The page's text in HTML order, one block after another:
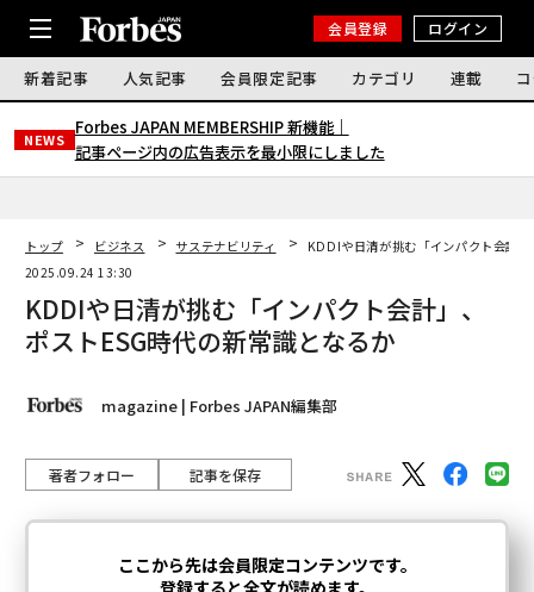
会員登録 ログイン
新着記事 人気記事 会員限定記事 カテゴリ 連載
NEWS
Forbes JAPAN MEMBERSHIP 新機能｜
記事ページ内の広告表示を最小限にしました
トップ ビジネス サステナビリティ
KDDIや日清が挑む「インパクト会計
2025.09.24 13:30
KDDIや日清が挑む「インパクト会計」、
ポストESG時代の新常識となるか
magazine | Forbes JAPAN編集部
著者フォロー 記事を保存